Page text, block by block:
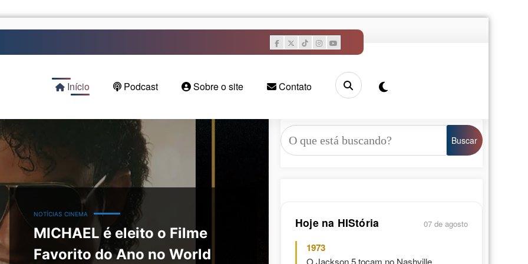
Início
Podcast Sobre o site Contato
NOTÍCIAS CINEMA
MICHAEL é eleito o Filme
Favorito do Ano no World
Pesquisar Buscar
Hoje na HIStória 07 de agosto
1973
O Jackson 5 tocam no Nashville